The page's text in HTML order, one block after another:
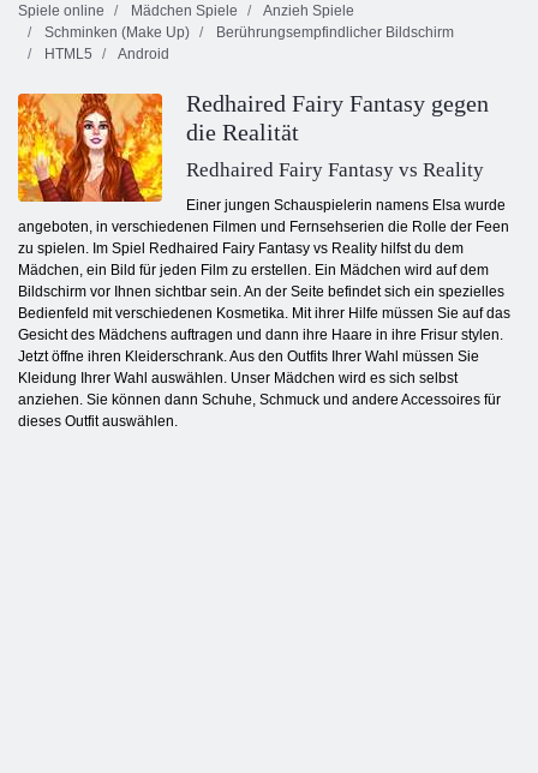
Spiele online
Mädchen Spiele
Anzieh Spiele
Schminken (Make Up)
Berührungsempfindlicher Bildschirm
HTML5
Android
Redhaired Fairy Fantasy gegen
die Realität
Redhaired Fairy Fantasy vs Reality
Einer jungen Schauspielerin namens Elsa wurde
angeboten, in verschiedenen Filmen und Fernsehserien die Rolle der Feen
zu spielen. Im Spiel Redhaired Fairy Fantasy vs Reality hilfst du dem
Mädchen, ein Bild für jeden Film zu erstellen. Ein Mädchen wird auf dem
Bildschirm vor Ihnen sichtbar sein. An der Seite befindet sich ein spezielles
Bedienfeld mit verschiedenen Kosmetika. Mit ihrer Hilfe müssen Sie auf das
Gesicht des Mädchens auftragen und dann ihre Haare in ihre Frisur stylen.
Jetzt öffne ihren Kleiderschrank. Aus den Outfits Ihrer Wahl müssen Sie
Kleidung Ihrer Wahl auswählen. Unser Mädchen wird es sich selbst
anziehen. Sie können dann Schuhe, Schmuck und andere Accessoires für
dieses Outfit auswählen.